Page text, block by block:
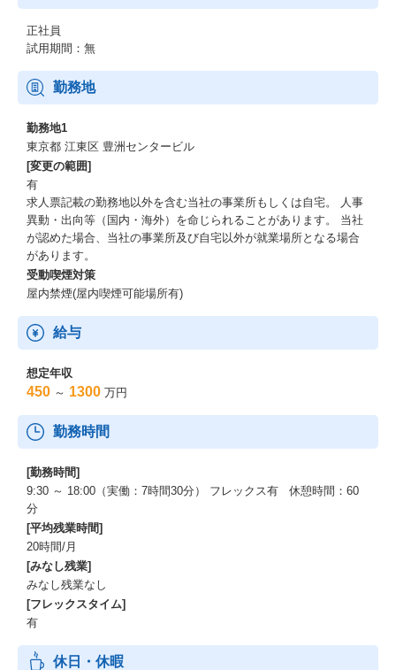
正社員
試用期間：無
勤務地
勤務地1
東京都 江東区 豊洲センタービル
[変更の範囲]
有
求人票記載の勤務地以外を含む当社の事業所もしくは自宅。 人事
異動・出向等（国内・海外）を命じられることがあります。 当社
が認めた場合、当社の事業所及び自宅以外が就業場所となる場合
があります。
受動喫煙対策
屋内禁煙(屋内喫煙可能場所有)
給与
想定年収
450 ～ 1300 万円
勤務時間
[勤務時間]
9:30 ～ 18:00（実働：7時間30分） フレックス有 休憩時間：60
分
[平均残業時間]
20時間/月
[みなし残業]
みなし残業なし
[フレックスタイム]
有
休日・休暇